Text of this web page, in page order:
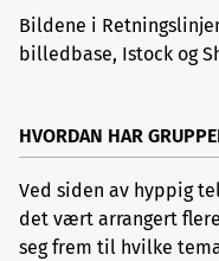
Bildene i
billedbase, Istock og
HVORDAN HAR
Ved siden av hyppig
det vært arrangert
seg frem til hvilke